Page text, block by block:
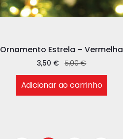
Ornamento Estrela – Vermelha
5,00€
3,50 €
Adicionar ao carrinho